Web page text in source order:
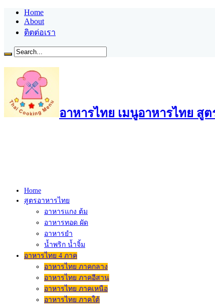
Home
About
ติตต่อเรา
อาหารไทย เมนูอาหารไทย สู
Home
สูตรอาหารไทย
อาหารแกง ต้ม
อาหารทอด ผัด
อาหารยำ
น้ำพริก น้ำจิ้ม
อาหารไทย 4 ภาค
อาหารไทย ภาคกลาง
อาหารไทย ภาคอีสาน
อาหารไทย ภาคเหนือ
อาหารไทย ภาคใต้